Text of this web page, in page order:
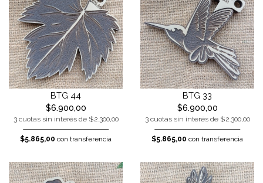
BTG 44
$6.900,00
3 cuotas sin interés de $2.300,00
$5.865,00 con transferencia
BTG 33
$6.900,00
3 cuotas sin interés de $2.300,00
$5.865,00 con transferencia